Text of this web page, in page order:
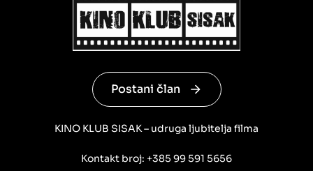
Postani član
KINO KLUB SISAK – udruga ljubitelja filma
Kontakt broj: +385 99 591 5656